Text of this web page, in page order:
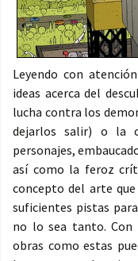
Leyendo con
ideas acerca del
lucha contra los
dejarlos salir) o la
personajes,
así como la feroz
concepto del arte
suficientes pistas
no lo sea tanto. Con
obras como estas